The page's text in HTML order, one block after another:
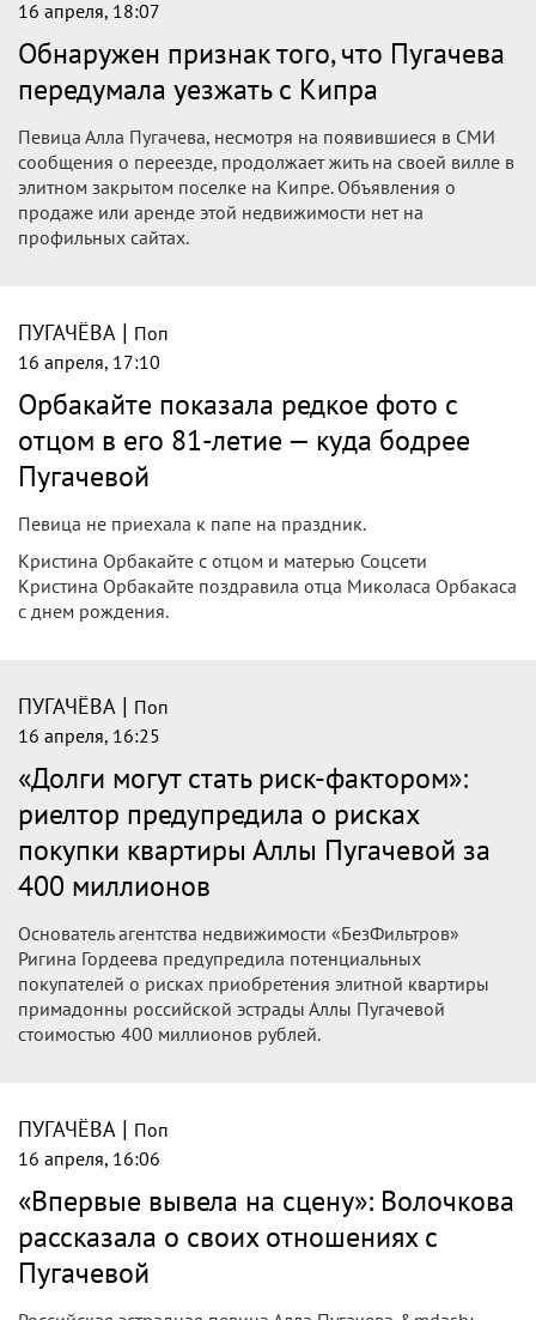
16 апреля, 18:07
Обнаружен признак того, что Пугачева
передумала уезжать с Кипра
Певица Алла Пугачева, несмотря на появившиеся в СМИ
сообщения о переезде, продолжает жить на своей вилле в
элитном закрытом поселке на Кипре. Объявления о
продаже или аренде этой недвижимости нет на
профильных сайтах.
ПУГАЧЁВА | Поп
16 апреля, 17:10
Орбакайте показала редкое фото с
отцом в его 81-летие — куда бодрее
Пугачевой
Певица не приехала к папе на праздник.
Кристина Орбакайте с отцом и матерью Соцсети
Кристина Орбакайте поздравила отца Миколаса Орбакаса
с днем рождения.
ПУГАЧЁВА | Поп
16 апреля, 16:25
«Долги могут стать риск-фактором»:
риелтор предупредила о рисках
покупки квартиры Аллы Пугачевой за
400 миллионов
Основатель агентства недвижимости «БезФильтров»
Ригина Гордеева предупредила потенциальных
покупателей о рисках приобретения элитной квартиры
примадонны российской эстрады Аллы Пугачевой
стоимостью 400 миллионов рублей.
ПУГАЧЁВА | Поп
16 апреля, 16:06
«Впервые вывела на сцену»: Волочкова
рассказала о своих отношениях с
Пугачевой